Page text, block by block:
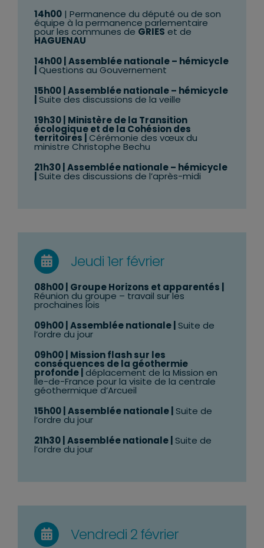
14h00| Permanence du député ou de son
équipe à la permanence parlementaire
pour les communes de GRIES et de
HAGUENAU
14h00| Assemblée nationale – hémicycle
Questions au Gouvernement
15h00| Assemblée nationale – hémicycle
Suite des discussions de la veille
19h30| Ministère de la Transition
écologique et de la Cohésion des
territoires | Cérémonie des vœux du
ministre Christophe Bechu
21h30| Assemblée nationale – hémicycle
Suite des discussions de l’après-midi
Jeudi 1er février
08h00 | Groupe Horizons et apparentés |
Réunion du groupe – travail sur les
prochaines lois
09h00 | Assemblée nationale | Suite de
l’ordre du jour
09h00 | Mission flash sur les
conséquences de la géothermie
profonde| déplacement de la Mission en
Ile-de-France pour la visite de la centrale
géothermique d’Arcueil
15h00 | Assemblée nationale | Suite de
l’ordre du jour
21h30 | Assemblée nationale | Suite de
l’ordre du jour
Vendredi 2 février